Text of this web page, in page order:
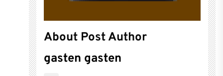
About Post Author
gasten gasten